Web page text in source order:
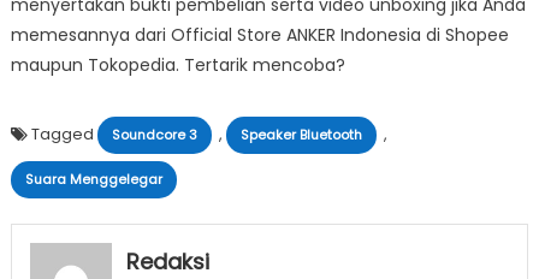
menyertakan bukti pembelian serta video unboxing jika Anda
memesannya dari Official Store ANKER Indonesia di Shopee
maupun Tokopedia. Tertarik mencoba?
Tagged Soundcore 3 , Speaker Bluetooth ,
Suara Menggelegar
Redaksi